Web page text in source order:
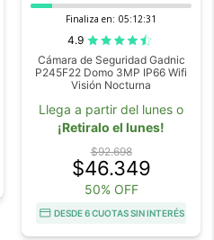
Finaliza en: 05:12:29
4.9
Cámara de Seguridad Gadnic
P245F22 Domo 3MP IP66 Wifi
Visión Nocturna
Llega a partir del lunes o
¡Retiralo el lunes!
$92.698
$46.349
50% OFF
DESDE 6 CUOTAS SIN INTERÉS